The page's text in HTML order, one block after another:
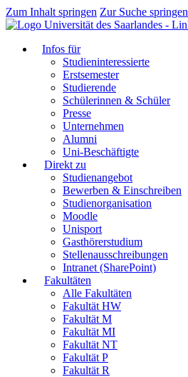
Zum Inhalt springen Zur Suche springen
Infos für
Studieninteressierte
Erstsemester
Studierende
Schülerinnen & Schüler
Presse
Unternehmen
Alumni
Uni-Beschäftigte
Direkt zu
Studienangebot
Bewerben & Einschreiben
Studienorganisation
Moodle
Unisport
Gasthörerstudium
Stellenausschreibungen
Intranet (SharePoint)
Fakultäten
Alle Fakultäten
Fakultät HW
Fakultät M
Fakultät MI
Fakultät NT
Fakultät P
Fakultät R